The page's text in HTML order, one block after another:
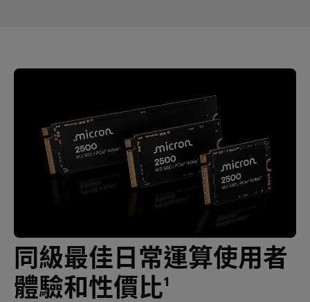
同級最佳日常運算使用者
體驗和性價比¹